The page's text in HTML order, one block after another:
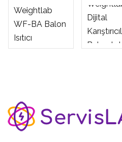
Weightlab
WF-BA Balon
Isıtıcı
Dijital
Balon